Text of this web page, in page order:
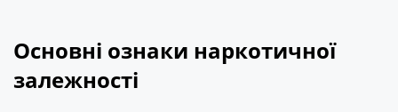
Основні ознаки наркотичної
залежності